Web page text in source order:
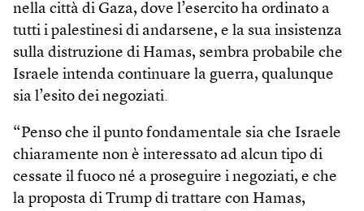
nella città di Gaza, dove l’esercito ha ordinato a
tutti i palestinesi di andarsene, e la sua insistenza
sulla distruzione di Hamas, sembra probabile che
Israele intenda continuare la guerra, qualunque
sia l’esito dei negoziati.
“Penso che il punto fondamentale sia che Israele
chiaramente non è interessato ad alcun tipo di
cessate il fuoco né a proseguire i negoziati, e che
la proposta di Trump di trattare con Hamas,